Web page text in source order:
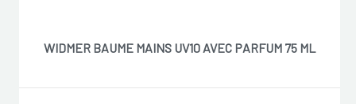
WIDMER BAUME MAINS UV10 AVEC PARFUM 75 ML